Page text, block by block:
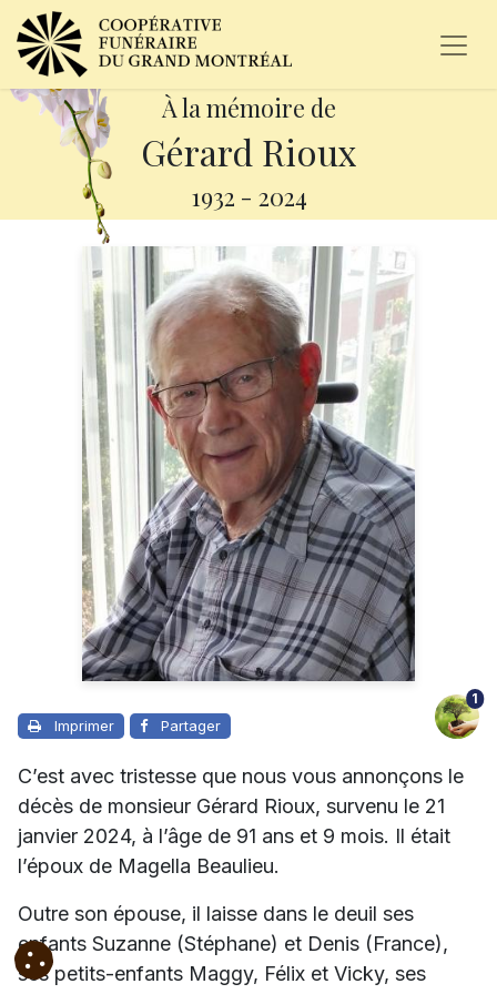
À la mémoire de
Gérard Rioux
1932 - 2024
Imprimer Partager
1
C’est avec tristesse que nous vous annonçons le
décès de monsieur Gérard Rioux, survenu le 21
janvier 2024, à l’âge de 91 ans et 9 mois. Il était
l’époux de Magella Beaulieu.
Outre son épouse, il laisse dans le deuil ses
enfants Suzanne (Stéphane) et Denis (France),
ses petits-enfants Maggy, Félix et Vicky, ses